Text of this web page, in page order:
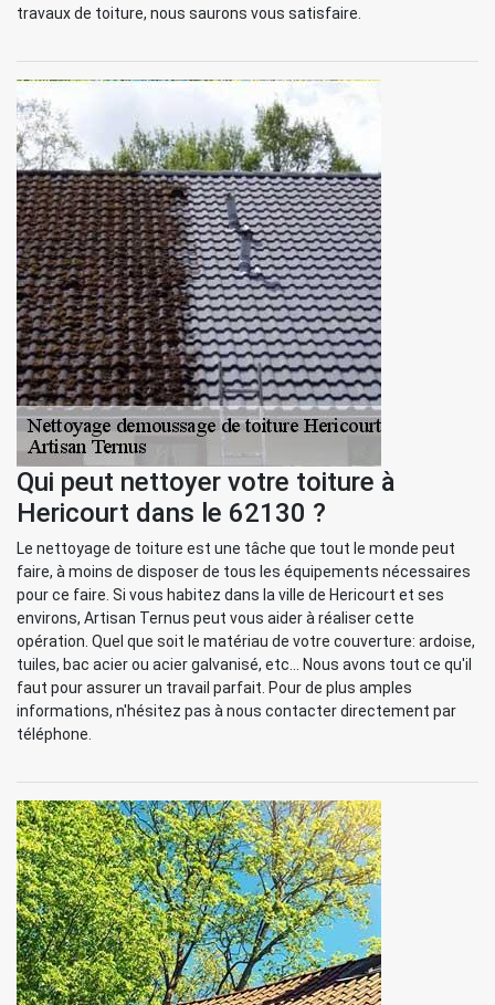
travaux de toiture, nous saurons vous satisfaire.
Qui peut nettoyer votre toiture à
Hericourt dans le 62130 ?
Le nettoyage de toiture est une tâche que tout le monde peut
faire, à moins de disposer de tous les équipements nécessaires
pour ce faire. Si vous habitez dans la ville de Hericourt et ses
environs, Artisan Ternus peut vous aider à réaliser cette
opération. Quel que soit le matériau de votre couverture: ardoise,
tuiles, bac acier ou acier galvanisé, etc... Nous avons tout ce qu'il
faut pour assurer un travail parfait. Pour de plus amples
informations, n'hésitez pas à nous contacter directement par
téléphone.